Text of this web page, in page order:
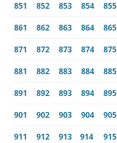
851 852 853 854 855
861 862 863 864 865
871 872 873 874 875
881 882 883 884 885
891 892 893 894 895
901 902 903 904 905
911 912 913 914 915